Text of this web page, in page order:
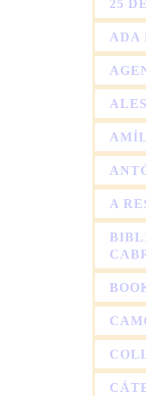
25
ADA
A